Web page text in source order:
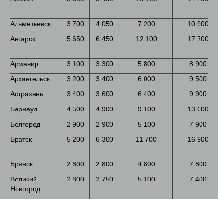
Альметьевск 3 700 4 050 7 200
10 900
Ангарск
5 650 6 450 12 100 17 700
Армавир 3 100 3 300 5 800
8 900
Архангельск
3 200 3 400 6 000
9 500
Астрахань
3 400 3 600 6 400
9 900
Барнаул
4 500 4 900 9 100
13 600
Белгород
2 900 2 900 5 100
7 900
Братск
5 200 6 300 11 700 16 900
Брянск 2 800 2 800 4 800
7 800
Великий
Новгород
2 800 2 750 5 100 7 400